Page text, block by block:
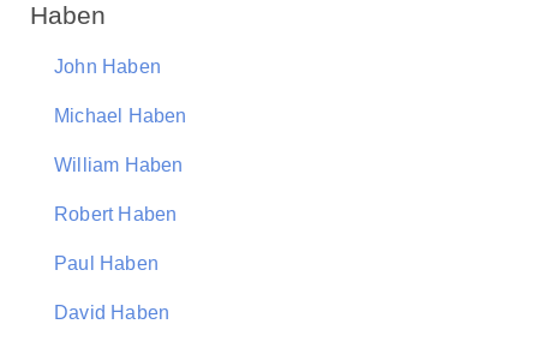
Haben
John Haben
Michael Haben
William Haben
Robert Haben
Paul Haben
David Haben